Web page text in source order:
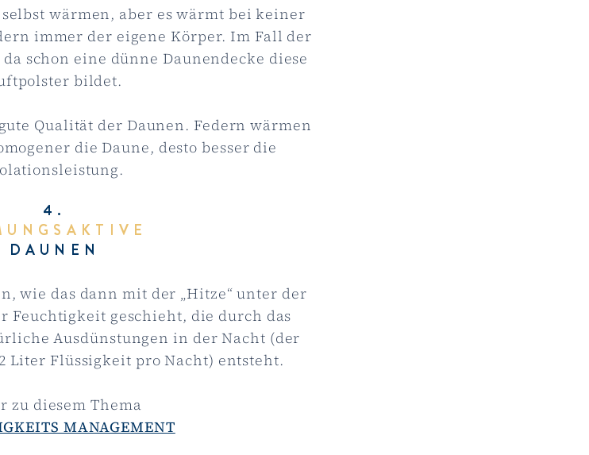
wärmen, aber es wärmt bei keiner
immer der eigene Körper. Im Fall der
schon eine dünne Daunendecke diese
bildet.
Qualität der Daunen. Federn wärmen
die Daune, desto besser die
4.
DAUNEN
wie das dann mit der „Hitze“ unter der
Feuchtigkeit geschieht, die durch das
Ausdünstungen in der Nacht (der
Liter Flüssigkeit pro Nacht) entsteht.
zu diesem Thema
MANAGEMENT